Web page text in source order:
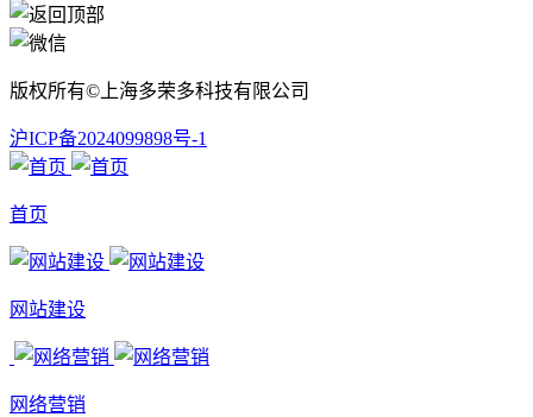
版权所有©上海多荣多科技有限公司
沪ICP备2024099898号-1
首页
网站建设
网络营销